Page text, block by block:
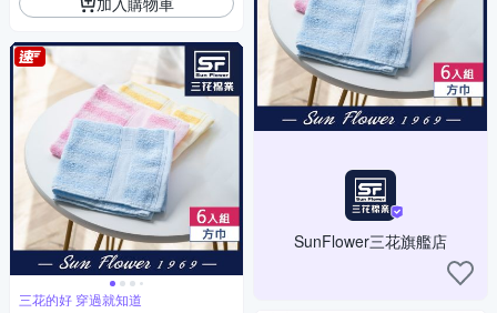
三花的好 穿過就知道
SunFlower三花旗艦店